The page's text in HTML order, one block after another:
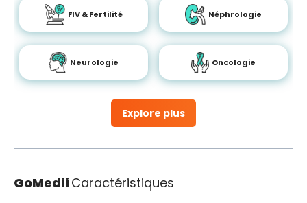
Explore plus
FIV & Fertilité Néphrologie
Neurologie Oncologie
GoMedii Caractéristiques